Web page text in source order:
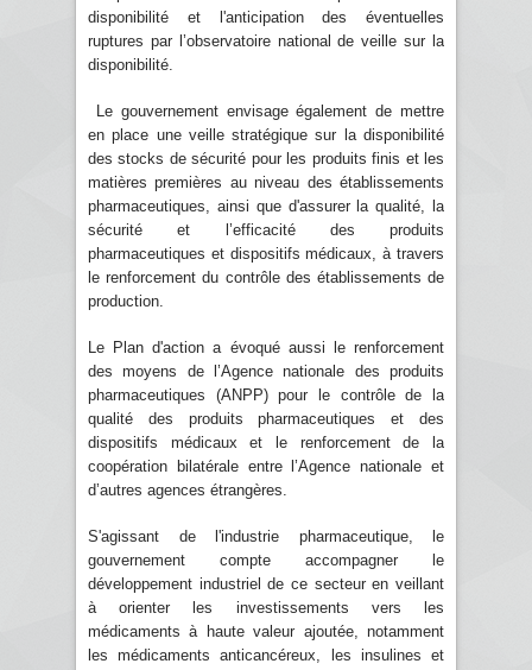
disponibilité et l'anticipation des éventuelles
ruptures par l’observatoire national de veille sur la
disponibilité.
Le gouvernement envisage également de mettre
en place une veille stratégique sur la disponibilité
des stocks de sécurité pour les produits finis et les
matières premières au niveau des établissements
pharmaceutiques, ainsi que d'assurer la qualité, la
sécurité et l’efficacité des produits
pharmaceutiques et dispositifs médicaux, à travers
le renforcement du contrôle des établissements de
production.
Le Plan d'action a évoqué aussi le renforcement
des moyens de l’Agence nationale des produits
pharmaceutiques (ANPP) pour le contrôle de la
qualité des produits pharmaceutiques et des
dispositifs médicaux et le renforcement de la
coopération bilatérale entre l’Agence nationale et
d’autres agences étrangères.
S'agissant de l'industrie pharmaceutique, le
gouvernement compte accompagner le
développement industriel de ce secteur en veillant
à orienter les investissements vers les
médicaments à haute valeur ajoutée, notamment
les médicaments anticancéreux, les insulines et